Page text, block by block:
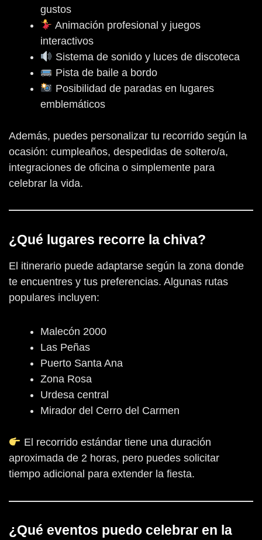
gustos
Animación profesional y juegos
interactivos
Sistema de sonido y luces de discoteca
Pista de baile a bordo
Posibilidad de paradas en lugares
emblemáticos
Además, puedes personalizar tu recorrido según la
ocasión: cumpleaños, despedidas de soltero/a,
integraciones de oficina o simplemente para
celebrar la vida.
¿Qué lugares recorre la chiva?
El itinerario puede adaptarse según la zona donde
te encuentres y tus preferencias. Algunas rutas
populares incluyen:
Malecón 2000
Las Peñas
Puerto Santa Ana
Zona Rosa
Urdesa central
Mirador del Cerro del Carmen
El recorrido estándar tiene una duración
aproximada de 2 horas, pero puedes solicitar
tiempo adicional para extender la fiesta.
¿Qué eventos puedo celebrar en la